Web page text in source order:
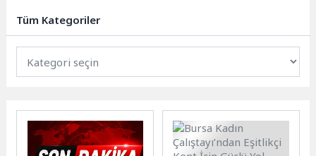
ve...
Tüm Kategoriler